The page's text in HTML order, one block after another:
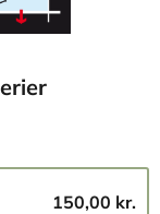
150,00 kr.